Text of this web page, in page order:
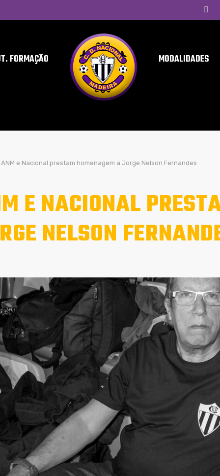
FORMAÇÃO MODALIDADES
ANM e Nacional prestam homenagem a Jorge Nelson Fernandes
E NACIONAL
NELSON